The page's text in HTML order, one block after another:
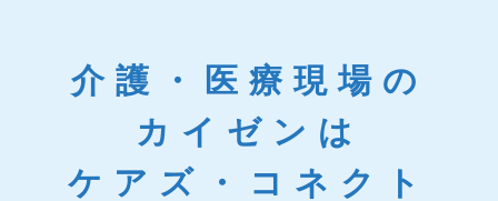
介護・医療現場の
カイゼンは
ケアズ・コネクト